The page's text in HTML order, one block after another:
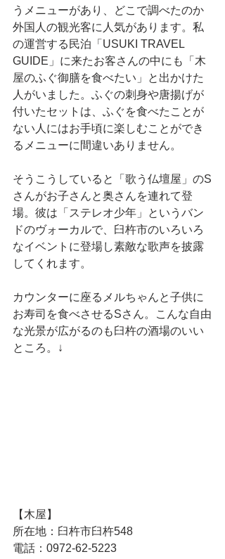
うメニューがあり、どこで調べたのか
外国人の観光客に人気があります。私
の運営する民泊「USUKI TRAVEL
GUIDE」に来たお客さんの中にも「木
屋のふぐ御膳を食べたい」と出かけた
人がいました。ふぐの刺身や唐揚げが
付いたセットは、ふぐを食べたことが
ない人にはお手頃に楽しむことができ
るメニューに間違いありません。
そうこうしていると「歌う仏壇屋」のS
さんがお子さんと奥さんを連れて登
場。彼は「ステレオ少年」というバン
ドのヴォーカルで、臼杵市のいろいろ
なイベントに登場し素敵な歌声を披露
してくれます。
カウンターに座るメルちゃんと子供に
お寿司を食べさせるSさん。こんな自由
な光景が広がるのも臼杵の酒場のいい
ところ。↓
【木屋】
所在地：臼杵市臼杵548
電話：0972-62-5223